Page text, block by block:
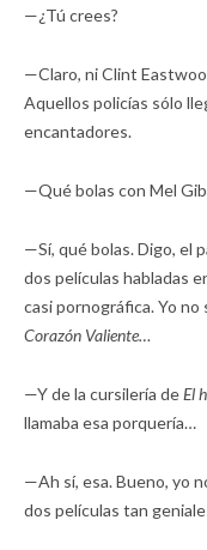
—¿Tú crees?
—Claro, ni Clint
Aquellos policías sólo
encantadores.
—Qué bolas con Mel
—Sí, qué bolas. Digo, el
dos películas habladas
casi pornográfica. Yo no
Corazón Valiente…
—Y de la cursilería deEl
llamaba esa porquería…
—Ah sí, esa. Bueno, yo
dos películas tan